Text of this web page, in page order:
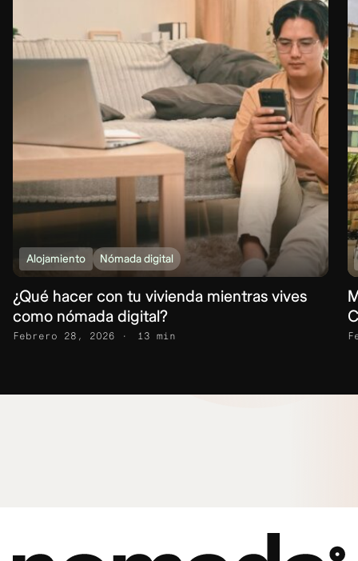
Alojamiento Nómada digital
¿Qué hacer con tu vivienda mientras vives
como nómada digital?
Febrero 28, 2026 13 min